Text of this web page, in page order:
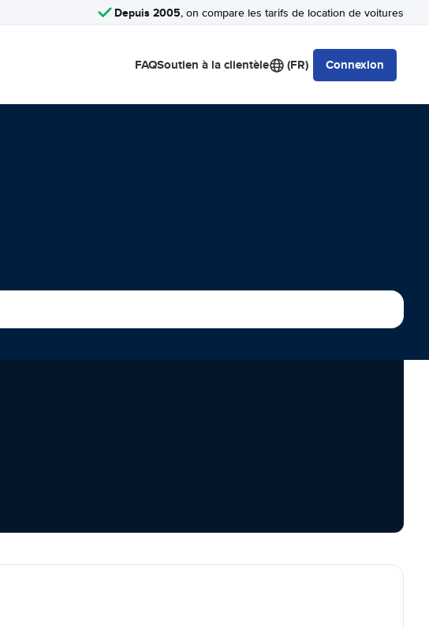
Depuis 2005, on compare les tarifs de location de voitures
FAQSoutien à la clientèle (FR) Connexion